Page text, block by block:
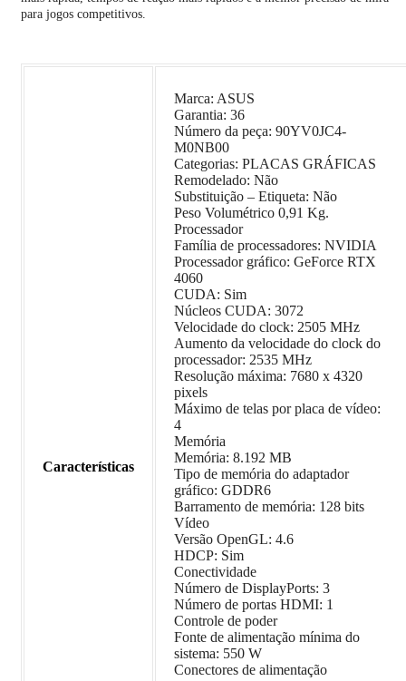
para jogos competitivos.
Características
Marca: ASUS
Garantia: 36
Número da peça: 90YV0JC4-
M0NB00
Categorias: PLACAS GRÁFICAS
Remodelado: Não
Substituição – Etiqueta: Não
Peso Volumétrico 0,91 Kg.
Processador
Família de processadores: NVIDIA
Processador gráfico: GeForce RTX
4060
CUDA: Sim
Núcleos CUDA: 3072
Velocidade do clock: 2505 MHz
Aumento da velocidade do clock do
processador: 2535 MHz
Resolução máxima: 7680 x 4320
pixels
Máximo de telas por placa de vídeo:
4
Memória
Memória: 8.192 MB
Tipo de memória do adaptador
gráfico: GDDR6
Barramento de memória: 128 bits
Vídeo
Versão OpenGL: 4.6
HDCP: Sim
Conectividade
Número de DisplayPorts: 3
Número de portas HDMI: 1
Controle de poder
Fonte de alimentação mínima do
sistema: 550 W
Conectores de alimentação